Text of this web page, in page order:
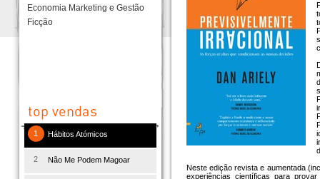
Economia Marketing e Gestão
Ficção
1 Hábitos Atómicos
2 Não Me Podem Magoar
Neste edição revista e aumentada
experiências científicas para